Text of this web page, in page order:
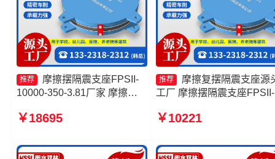
推荐
摩擦摆隔震支座FPSII-
10000-350-3.81厂家 摩擦摆
3.81生产厂家 摩擦支座源头工
2000-300-3.48源头工厂
￥18695
推荐
摩擦复摆隔震支座源
工厂 摩擦摆隔震支座FPSII-
座FPSII-4000-400-4.11生
2000-300-3.48
￥10221